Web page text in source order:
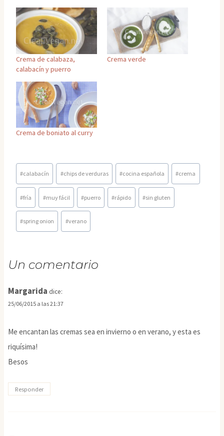
Crema de calabaza,
calabacín y puerro
Crema verde
Crema de boniato al curry
Etiquetas
de
la
entrada:
#calabacín #chips de verduras #cocina española #crema
#fría #muy fácil #puerro #rápido #sin gluten
#spring onion #verano
Un comentario
Margarida dice:
25/06/2015 a las 21:37
Me encantan las cremas sea en invierno o en verano, y esta es
riquísima!
Besos
Responder